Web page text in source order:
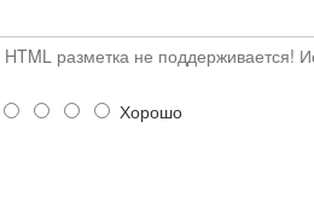
HTML разметка не поддерживается!
Хорошо